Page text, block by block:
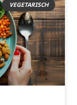
VEGETARISCH